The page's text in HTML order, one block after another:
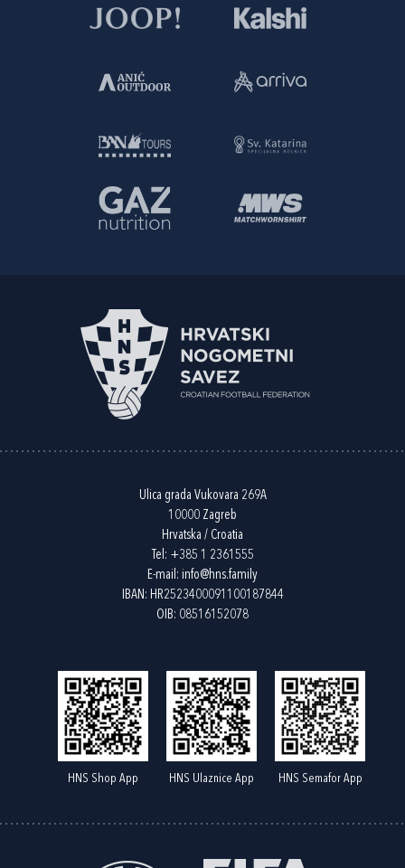
Ulica grada Vukovara 269A
10000 Zagreb
Hrvatska / Croatia
Tel: +385 1 2361555
E-mail: info@hns.family
IBAN: HR2523400091100187844
OIB: 08516152078
HNS Shop App HNS Ulaznice App HNS Semafor App